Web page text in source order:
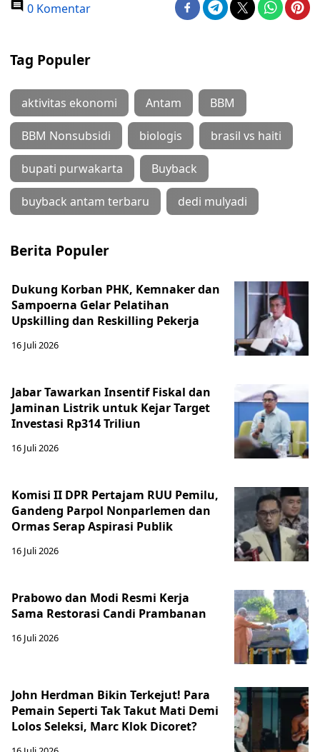
0 Komentar
Tag Populer
aktivitas ekonomi Antam BBM
BBM Nonsubsidi biologis brasil vs haiti
bupati purwakarta Buyback
buyback antam terbaru dedi mulyadi
Berita Populer
Dukung Korban PHK, Kemnaker dan
Sampoerna Gelar Pelatihan
Upskilling dan Reskilling Pekerja
16 Juli 2026
Jabar Tawarkan Insentif Fiskal dan
Jaminan Listrik untuk Kejar Target
Investasi Rp314 Triliun
16 Juli 2026
Komisi II DPR Pertajam RUU Pemilu,
Gandeng Parpol Nonparlemen dan
Ormas Serap Aspirasi Publik
16 Juli 2026
Prabowo dan Modi Resmi Kerja
Sama Restorasi Candi Prambanan
16 Juli 2026
John Herdman Bikin Terkejut! Para
Pemain Seperti Tak Takut Mati Demi
Lolos Seleksi, Marc Klok Dicoret?